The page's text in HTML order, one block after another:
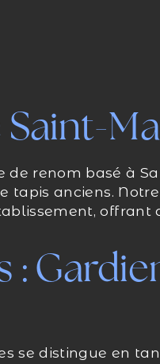
Saint-
de renom basé à
anciens.
offrant
:
se distingue en